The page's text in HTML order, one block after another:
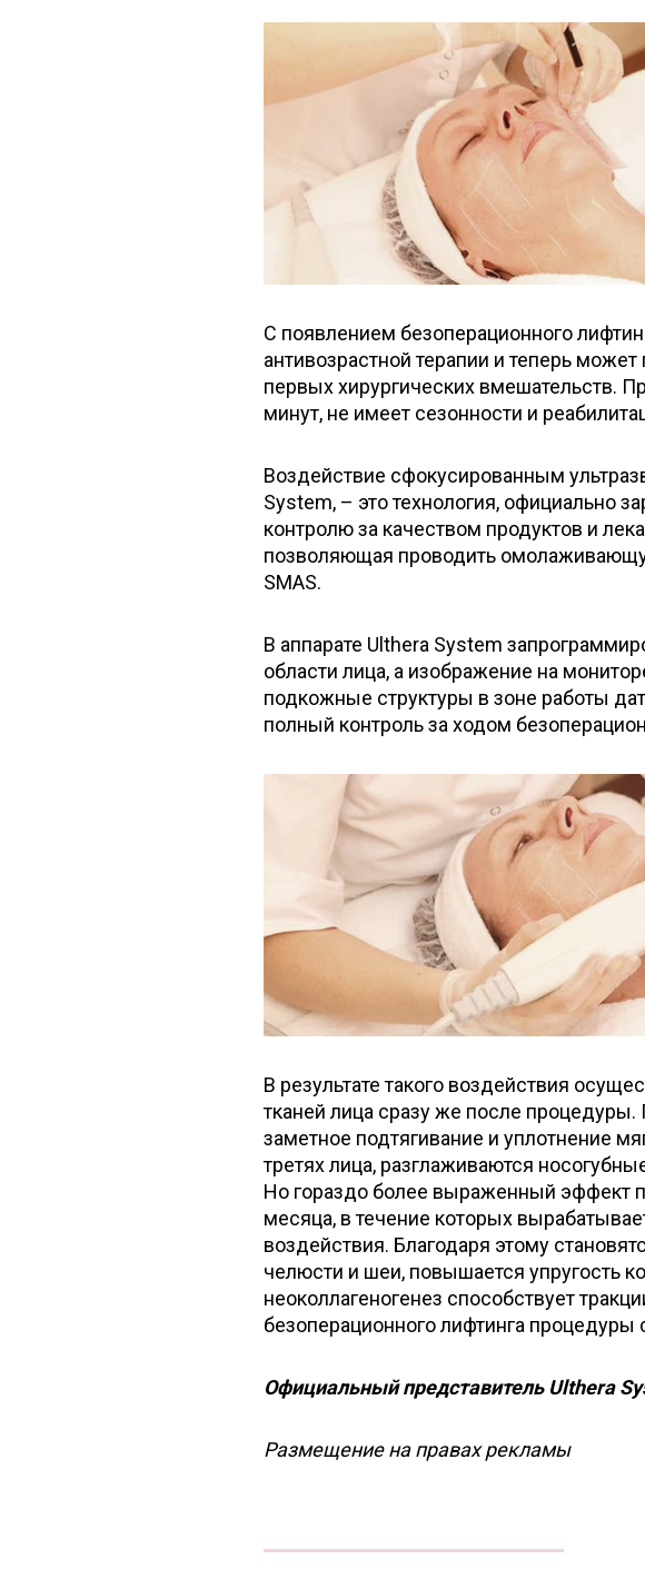
С появлением безоперационного
антивозрастной терапии и теперь
первых хирургических вмешательств.
минут, не имеет сезонности и
Воздействие сфокусированным
System, – это технология, официально
контролю за качеством продуктов и
позволяющая проводить
SMAS.
В аппарате Ulthera System
области лица, а изображение на
подкожные структуры в зоне работы
полный контроль за ходом
В результате такого воздействия
тканей лица сразу же после
заметное подтягивание и уплотнение
третях лица, разглаживаются
Но гораздо более выраженный эффект
месяца, в течение которых
воздействия. Благодаря этому
челюсти и шеи, повышается упругость
неоколлагеногенез способствует
безоперационного лифтинга процедуры
Официальный представитель Ulthera
Размещение на правах рекламы